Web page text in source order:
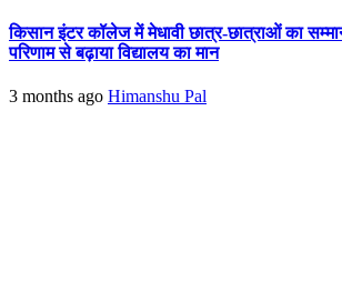
किसान इंटर कॉलेज में मेधावी छात्र-छात्राओं का
परिणाम से बढ़ाया विद्यालय का मान
3 months ago Himanshu Pal